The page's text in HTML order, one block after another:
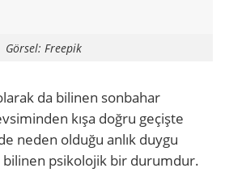
Görsel: Freepik
da bilinen sonbahar
kışa doğru geçişte
neden olduğu anlık duygu
psikolojik bir durumdur.